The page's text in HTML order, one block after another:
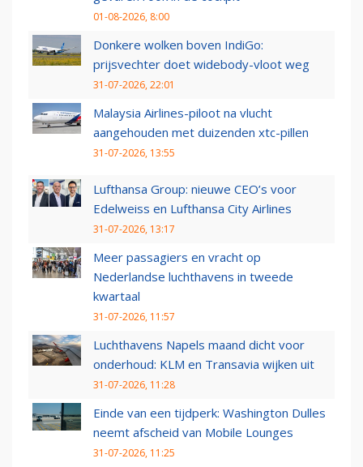
01-08-2026, 8:00
Donkere wolken boven IndiGo:
prijsvechter doet widebody-vloot weg
31-07-2026, 22:01
Malaysia Airlines-piloot na vlucht
aangehouden met duizenden xtc-pillen
31-07-2026, 13:55
Lufthansa Group: nieuwe CEO’s voor
Edelweiss en Lufthansa City Airlines
31-07-2026, 13:17
Meer passagiers en vracht op
Nederlandse luchthavens in tweede
kwartaal
31-07-2026, 11:57
Luchthavens Napels maand dicht voor
onderhoud: KLM en Transavia wijken uit
31-07-2026, 11:28
Einde van een tijdperk: Washington Dulles
neemt afscheid van Mobile Lounges
31-07-2026, 11:25